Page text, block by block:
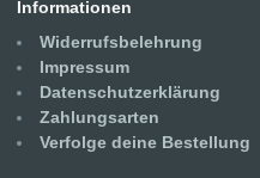
Informationen
Widerrufsbelehrung
Impressum
Datenschutzerklärung
Zahlungsarten
Verfolge deine Bestellung